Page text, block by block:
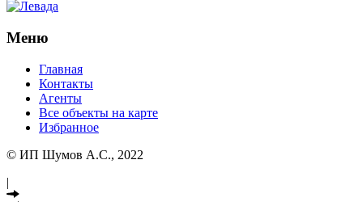
Меню
Главная
Контакты
Агенты
Все объекты на карте
Избранное
© ИП Шумов А.С., 2022
|